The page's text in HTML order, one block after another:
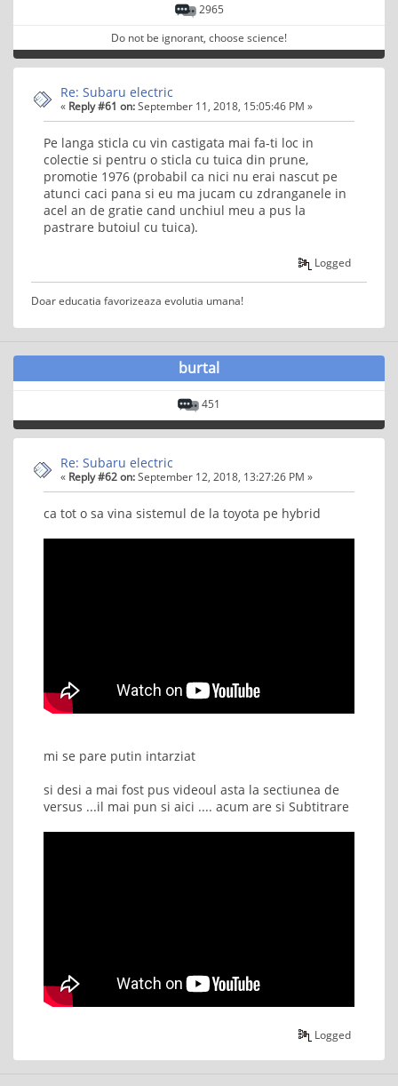
2965
Do not be ignorant, choose science!
Re: Subaru electric
« Reply #61 on:September 11, 2018, 15:05:46 PM »
Pe langa sticla cu vin castigata mai fa-ti loc in
colectie si pentru o sticla cu tuica din prune,
promotie 1976 (probabil ca nici nu erai nascut pe
atunci caci pana si eu ma jucam cu zdranganele in
acel an de gratie cand unchiul meu a pus la
pastrare butoiul cu tuica).
Logged
Doar educatia favorizeaza evolutia umana!
burtal
451
Re: Subaru electric
« Reply #62 on:September 12, 2018, 13:27:26 PM »
ca tot o sa vina sistemul de la toyota pe hybrid
mi se pare putin intarziat
si desi a mai fost pus videoul asta la sectiunea de
versus ...il mai pun si aici .... acum are si Subtitrare
Logged